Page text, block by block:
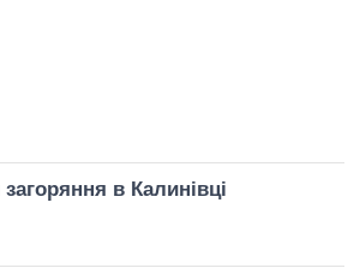
в Калинівці